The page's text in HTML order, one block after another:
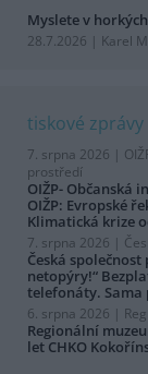
Myslete v
28.7.2026 | Karel
tiskové zprávy
7. srpna 2026 |
prostředí
OIŽP- Občanská
OIŽP: Evropské
Klimatická krize
7. srpna 2026 |
Česká
netopýry!“
telefonáty.
6. srpna 2026 |
Regionální
let CHKO